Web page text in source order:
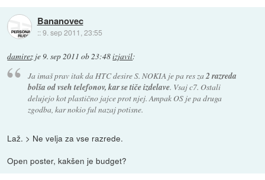
Bananovec
::9. sep 2011, 23:55
damirez je9. sep 2011 ob 23:48izjavil:
Ja imaš prav itak da HTC desire S. NOKIA je pa res za2 razreda
bolša od vseh telefonov, kar se tiče izdelave. Vsaj c7. Ostali
delujejo kot plastično jajce prot njej. Ampak OS je pa druga
zgodba, kar nokio ful nazaj potisne.
Laž. > Ne velja za vse razrede.
Open poster, kakšen je budget?